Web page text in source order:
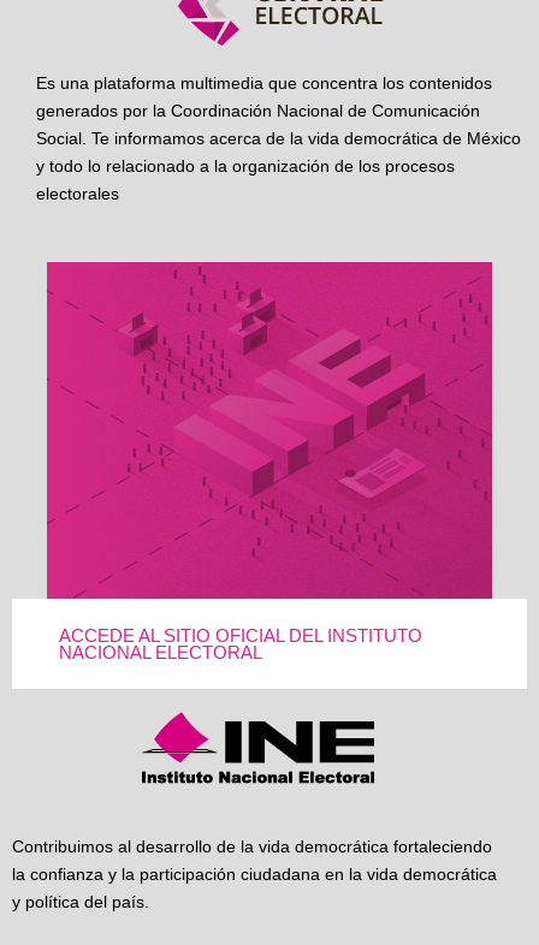
Es una plataforma multimedia que concentra los contenidos
generados por la Coordinación Nacional de Comunicación
Social. Te informamos acerca de la vida democrática de México
y todo lo relacionado a la organización de los procesos
electorales
ACCEDE AL SITIO OFICIAL DEL INSTITUTO
NACIONAL ELECTORAL
Contribuimos al desarrollo de la vida democrática fortaleciendo
la confianza y la participación ciudadana en la vida democrática
y política del país.